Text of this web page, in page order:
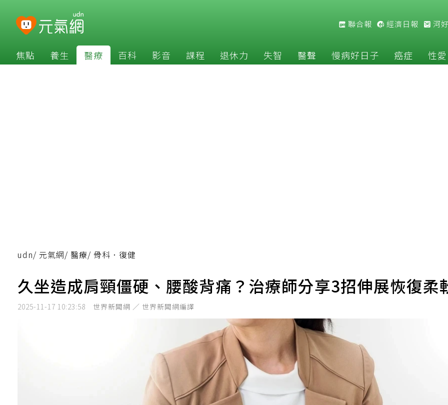
聯合報 經濟日報 河
焦點 養生 醫療 百科 影音 課程 退休力 失智 醫聲 慢病好日子 癌症 性愛
udn/ 元氣網/ 醫療/ 骨科．復健
久坐造成肩頸僵硬、腰酸背痛？治療師分享3招伸展恢復柔
2025-11-17 10:23:58 世界新聞網 ／ 世界新聞網編譯